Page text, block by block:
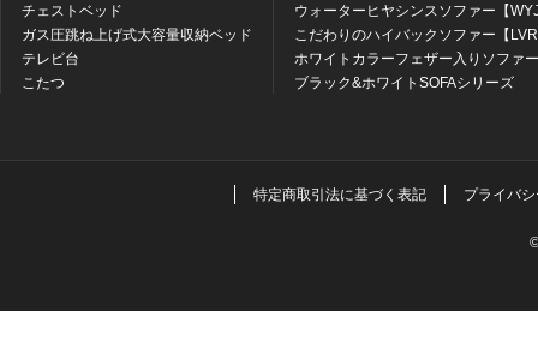
チェストベッド
ガス圧跳ね上げ式大容量収納ベッド
テレビ台
こたつ
ウォーターヒヤシンスソファー【
こだわりのハイバックソファー【
ホワイトカラーフェザー入りソファ
ブラック&ホワイトSOFAシリーズ
特定商取引法に基づく表記 プライバ